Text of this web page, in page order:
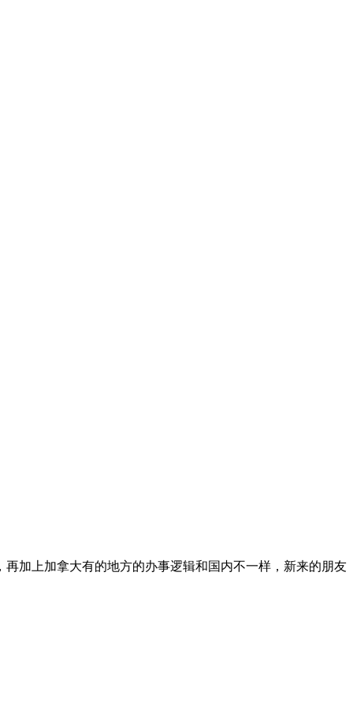
加上加拿大有的地方的办事逻辑和国内不一样，新来的朋友